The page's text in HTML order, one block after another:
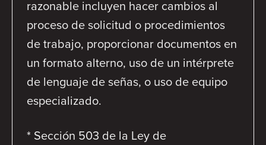
razonable incluyen hacer cambios al
proceso de solicitud o procedimientos
de trabajo, proporcionar documentos en
un formato alterno, uso de un intérprete
de lenguaje de señas, o uso de equipo
especializado.
* Sección 503 de la Ley de